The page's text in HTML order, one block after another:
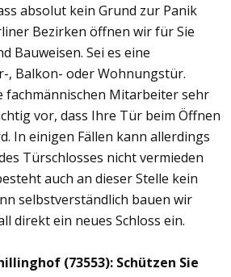
absolut kein Grund zur Panik
Bezirken öffnen wir für Sie
Bauweisen. Sei es eine
, Balkon- oder Wohnungstür.
fachmännischen Mitarbeiter sehr
vor, dass Ihre Tür beim Öffnen
In einigen Fällen kann allerdings
Türschlosses nicht vermieden
auch an dieser Stelle kein
selbstverständlich bauen wir
direkt ein neues Schloss ein.
(73553): Schützen Sie